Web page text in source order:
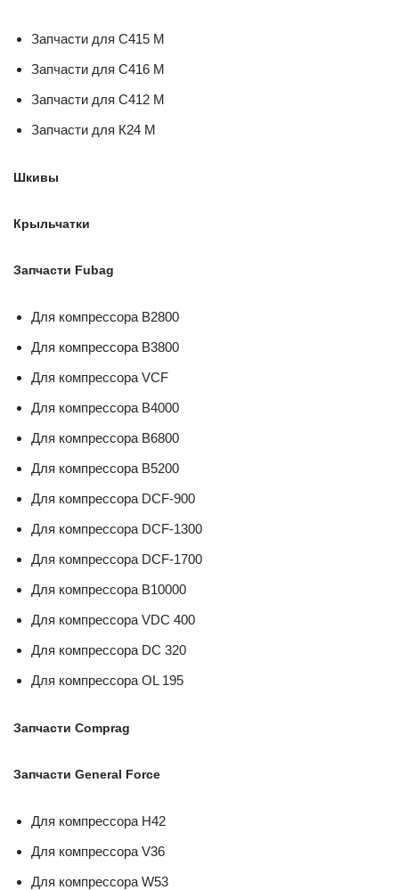
Запчасти для С415 М
Запчасти для С416 М
Запчасти для С412 М
Запчасти для К24 М
Шкивы
Крыльчатки
Запчасти Fubag
Для компрессора B2800
Для компрессора B3800
Для компрессора VCF
Для компрессора B4000
Для компрессора B6800
Для компрессора B5200
Для компрессора DCF-900
Для компрессора DCF-1300
Для компрессора DCF-1700
Для компрессора B10000
Для компрессора VDC 400
Для компрессора DC 320
Для компрессора OL 195
Запчасти Comprag
Запчасти General Force
Для компрессора H42
Для компрессора V36
Для компрессора W53